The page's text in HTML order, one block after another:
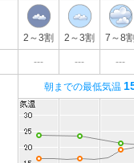
2～3割 2～3割 7～8
--- --- ---
朝までの最低気温